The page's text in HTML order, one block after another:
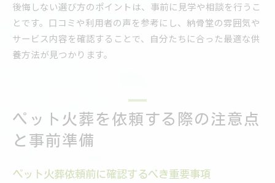
後悔しない選び方のポイントは、事前に見学や相談を行うこ
とです。口コミや利用者の声を参考にし、納骨堂の雰囲気や
サービス内容を確認することで、自分たちに合った最適な供
養方法が見つかります。
ペット火葬を依頼する際の注意点
と事前準備
ペット火葬依頼前に確認するべき重要事項